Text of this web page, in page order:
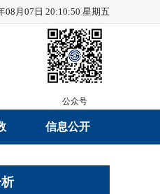
08月07日 20:10:50 星期五
公众号
信息公开